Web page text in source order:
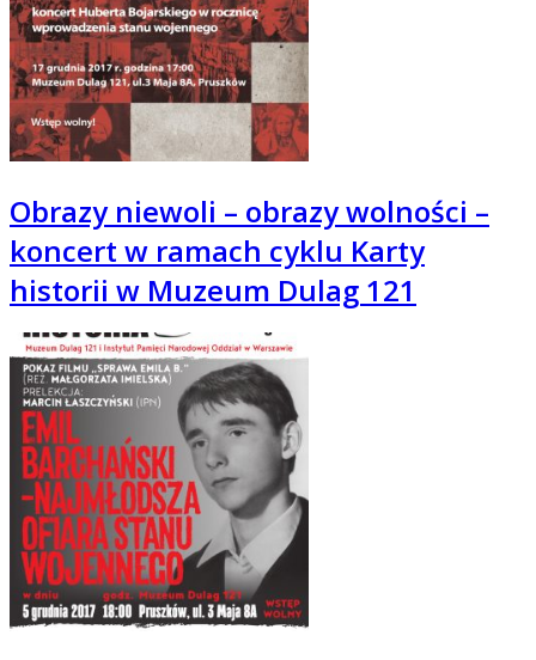
Obrazy niewoli – obrazy wolności –
koncert w ramach cyklu Karty
historii w Muzeum Dulag 121